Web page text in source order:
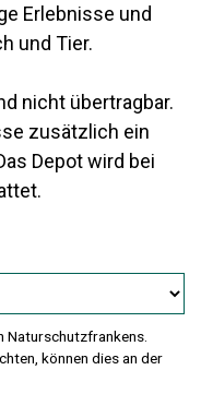
Erlebnisse und
und Tier.
nicht übertragbar.
zusätzlich ein
Depot wird bei
Naturschutzfrankens.
können dies an der